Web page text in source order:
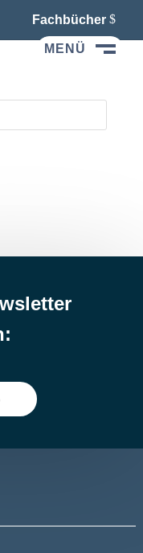
Fachbücher
MENÜ